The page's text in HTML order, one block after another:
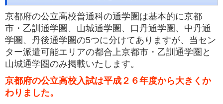
京都府の公立高校普通科の通学圏は基本的に京都
市・乙訓通学圏、山城通学圏、口丹通学圏、中丹通
学圏、丹後通学圏の5つに分けてありますが、当セン
ター派遣可能エリアの都合上京都市・乙訓通学圏と
山城通学圏のみ掲載いたします。
京都府の公立高校入試は平成２６年度から大きくか
わりました。